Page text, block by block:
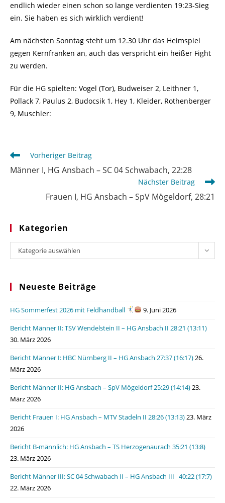
endlich wieder einen schon so lange verdienten 19:23-Sieg
ein. Sie haben es sich wirklich verdient!
Am nächsten Sonntag steht um 12.30 Uhr das Heimspiel
gegen Kernfranken an, auch das verspricht ein heißer Fight
zu werden.
Für die HG spielten: Vogel (Tor), Budweiser 2, Leithner 1,
Pollack 7, Paulus 2, Budocsik 1, Hey 1, Kleider, Rothenberger
9, Muschler:
Weitere
Artikel
ansehen
Vorheriger Beitrag
Männer I, HG Ansbach – SC 04 Schwabach, 22:28
Nächster Beitrag
Frauen I, HG Ansbach – SpV Mögeldorf, 28:21
Kategorien
Kategorien
Kategorie auswählen
Neueste Beiträge
HG Sommerfest 2026 mit Feldhandball
9. Juni 2026
Bericht Männer II: TSV Wendelstein II – HG Ansbach II 28:21 (13:11)
30. März 2026
Bericht Männer I: HBC Nürnberg II – HG Ansbach 27:37 (16:17)26.
März 2026
Bericht Männer II: HG Ansbach – SpV Mögeldorf 25:29 (14:14)23.
März 2026
Bericht Frauen I: HG Ansbach – MTV Stadeln II 28:26 (13:13)23. März
2026
Bericht B-männlich: HG Ansbach – TS Herzogenaurach 35:21 (13:8)
23. März 2026
Bericht Männer III: SC 04 Schwabach II – HG Ansbach III 40:22 (17:7)
22. März 2026